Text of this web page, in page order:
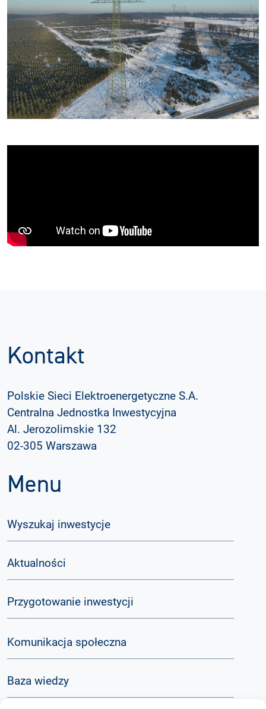
Kontakt
Polskie Sieci Elektroenergetyczne S.A.
Centralna Jednostka Inwestycyjna
Al. Jerozolimskie 132
02-305 Warszawa
Menu
Wyszukaj inwestycje
Aktualności
Przygotowanie inwestycji
Komunikacja społeczna
Baza wiedzy